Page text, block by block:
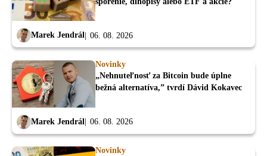
Marek Jendrál 06. 08. 2026
Novinky
„Nehnuteľnosť za Bitcoin bude úplne
bežná alternatíva,” tvrdí Dávid Kokavec
Marek Jendrál 06. 08. 2026
Novinky